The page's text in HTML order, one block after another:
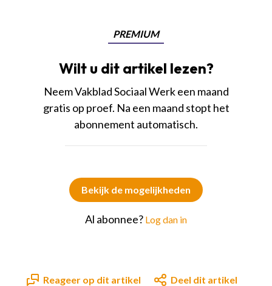
PREMIUM
Wilt u dit artikel lezen?
Neem Vakblad Sociaal Werk een maand
gratis op proef. Na een maand stopt het
abonnement automatisch.
Bekijk de mogelijkheden
Al abonnee? Log dan in
Reageer op dit artikel Deel dit artikel